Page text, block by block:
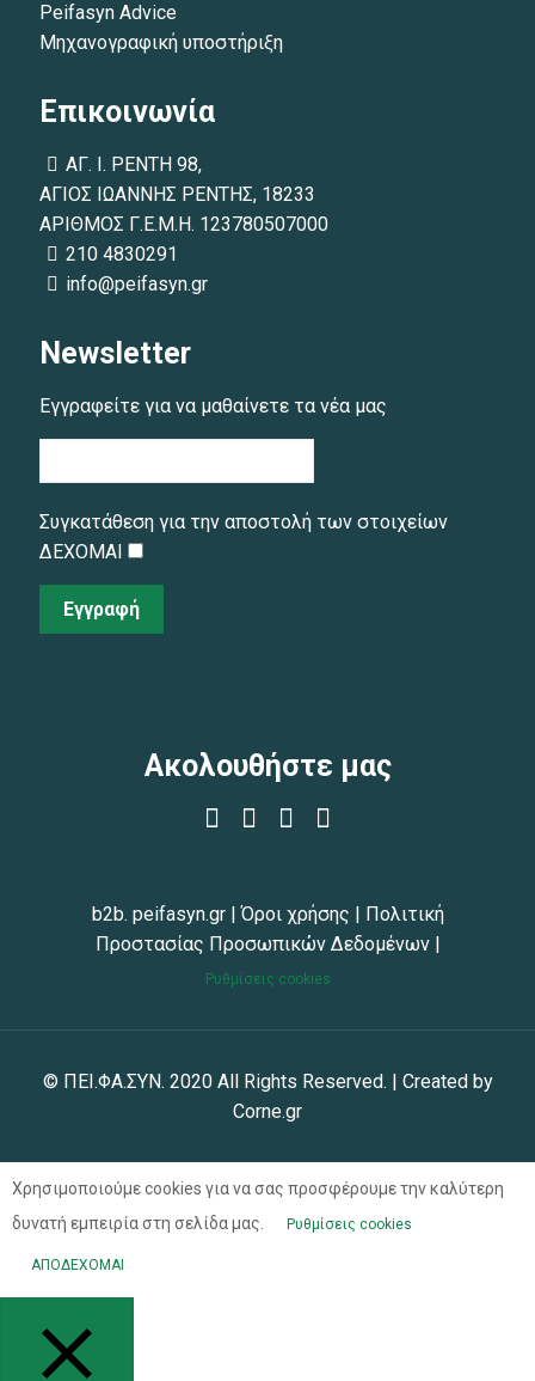
Peifasyn Advice
Μηχανογραφική υποστήριξη
Επικοινωνία
ΑΓ. Ι. ΡΕΝΤΗ 98,
ΑΓΙΟΣ ΙΩΑΝΝΗΣ ΡΕΝΤΗΣ, 18233
ΑΡΙΘΜΟΣ Γ.Ε.Μ.Η. 123780507000
210 4830291
info@peifasyn.gr
Newsletter
Εγγραφείτε για να μαθαίνετε τα νέα μας
Συγκατάθεση για την αποστολή των στοιχείων
ΔΕΧΟΜΑΙ
Εγγραφή
Ακολουθήστε μας
b2b. peifasyn.gr|Όροι χρήσης
Πολιτική
Προστασίας Προσωπικών Δεδομένων|
Ρυθμίσεις cookies
© ΠΕΙ.ΦΑ.ΣΥΝ. 2020 All Rights Reserved. | Created by
Corne.gr
Χρησιμοποιούμε cookies για να σας προσφέρουμε την καλύτερη
δυνατή εμπειρία στη σελίδα μας.
Ρυθμίσεις cookies
ΑΠΟΔΕΧΟΜΑΙ